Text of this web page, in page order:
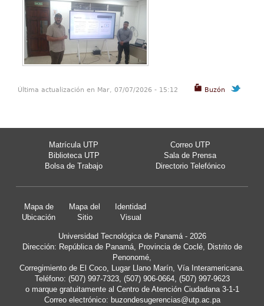
Buzón
Última actualización en Mar, 07/07/2026 - 15:12
Matrícula UTP
Correo UTP
Biblioteca UTP
Sala de Prensa
Bolsa de Trabajo
Directorio Telefónico
Mapa de
Ubicación
Mapa del
Sitio
Identidad
Visual
Universidad Tecnológica de Panamá - 2026
Dirección: República de Panamá, Provincia de Coclé, Distrito de
Penonomé,
Corregimiento de El Coco, Lugar Llano Marín, Vía Interamericana.
Teléfono: (507) 997-7323, (507) 906-0664, (507) 997-9623
o marque gratuitamente al Centro de Atención Ciudadana 3-1-1
Correo electrónico: buzondesugerencias@utp.ac.pa